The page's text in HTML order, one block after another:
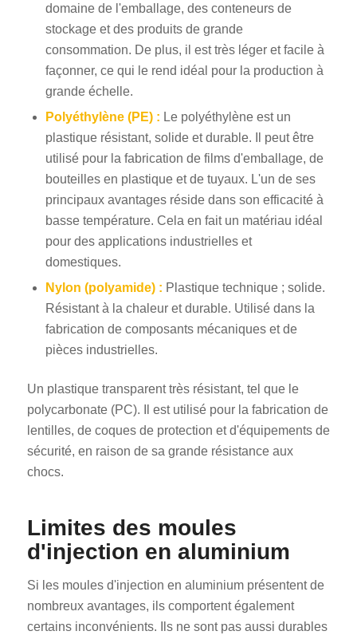
domaine de l'emballage, des conteneurs de
stockage et des produits de grande
consommation. De plus, il est très léger et facile à
façonner, ce qui le rend idéal pour la production à
grande échelle.
Polyéthylène (PE) : Le polyéthylène est un
plastique résistant, solide et durable. Il peut être
utilisé pour la fabrication de films d'emballage, de
bouteilles en plastique et de tuyaux. L'un de ses
principaux avantages réside dans son efficacité à
basse température. Cela en fait un matériau idéal
pour des applications industrielles et
domestiques.
Nylon (polyamide) : Plastique technique ; solide.
Résistant à la chaleur et durable. Utilisé dans la
fabrication de composants mécaniques et de
pièces industrielles.
Un plastique transparent très résistant, tel que le
polycarbonate (PC). Il est utilisé pour la fabrication de
lentilles, de coques de protection et d'équipements de
sécurité, en raison de sa grande résistance aux
chocs.
Limites des moules
d'injection en aluminium
Si les moules d'injection en aluminium présentent de
nombreux avantages, ils comportent également
certains inconvénients. Ils ne sont pas aussi durables